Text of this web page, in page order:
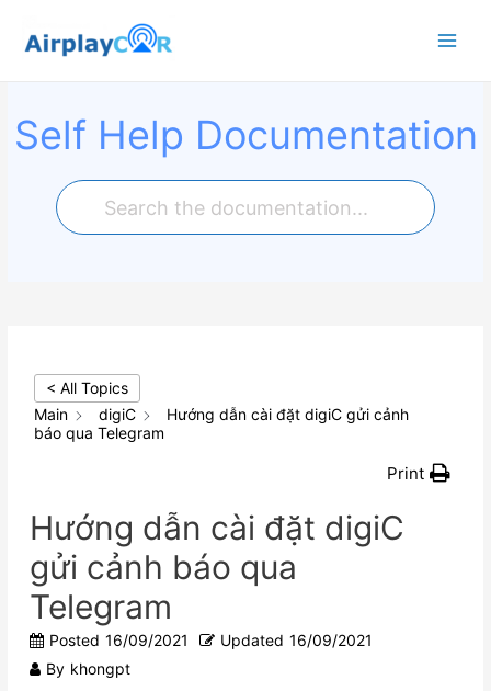
Self Help Documentation
< All Topics
Main
digiC
Hướng dẫn cài đặt digiC gửi cảnh
báo qua Telegram
Print
Hướng dẫn cài đặt digiC
gửi cảnh báo qua
Telegram
Posted 16/09/2021 Updated 16/09/2021
By khongpt